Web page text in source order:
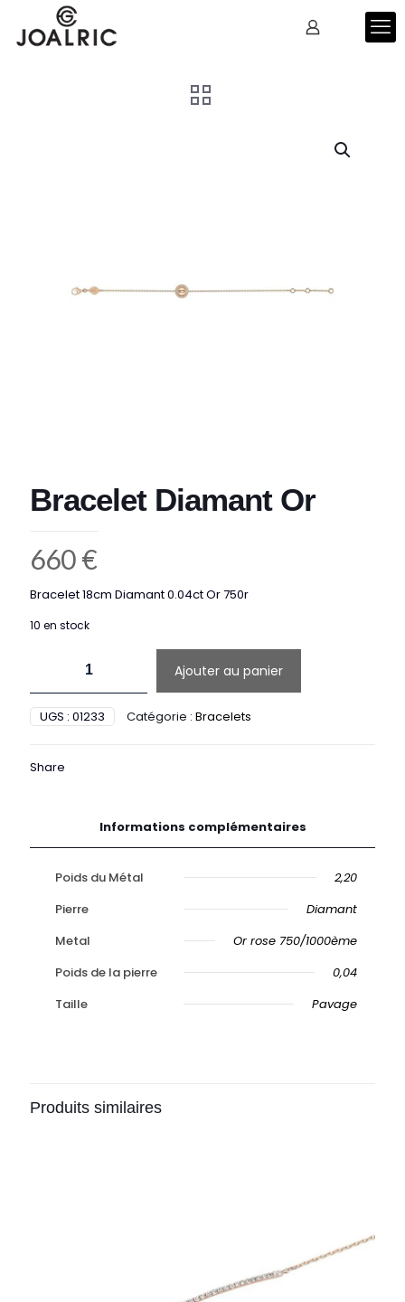
Bracelet Diamant Or
660€
Bracelet 18cm Diamant 0.04ct Or 750r
10 en stock
Bracelet
Diamant
Or
Ajouter au panier
UGS : 01233 Catégorie : Bracelets
Share
Informations complémentaires
Poids du Métal
2,20
Pierre
Diamant
Metal
Or rose 750/1000ème
Poids de la pierre
0,04
Taille
Pavage
Produits similaires